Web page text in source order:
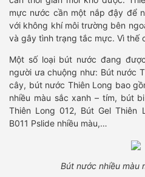
mực nước cần một nắp đậy để
với không khí môi trường bên
và gây tình trạng tắc mực. Vì thế
Một số loại bút nước đang
người ưa chuộng như: Bút nước
cây, bút nước Thiên Long bao
nhiều màu sắc xanh – tím, bút
Thiên Long 012, Bút Gel Thiên
B011 Pslide nhiều màu,…
Bút nước nhiều màu